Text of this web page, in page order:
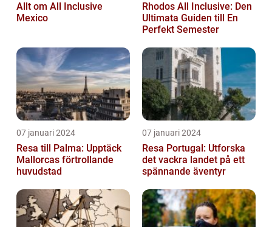
Allt om All Inclusive
Mexico
Rhodos All Inclusive: Den
Ultimata Guiden till En
Perfekt Semester
07 januari 2024
Resa till Palma: Upptäck
Mallorcas förtrollande
huvudstad
07 januari 2024
Resa Portugal: Utforska
det vackra landet på ett
spännande äventyr